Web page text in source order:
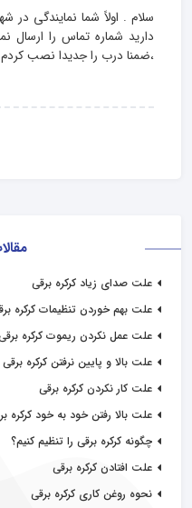
علت صدای زیاد کرکره برقی
علت بهم خوردن تنظیمات کرکره
علت عمل نکردن ریموت کرکره
علت بالا و پایین نرفتن کرکره برقی
علت کار نکردن کرکره برقی
علت بالا رفتن خود به خود کرکره
چگونه کرکره برقی را تنظیم کنیم؟
علت افتادن کرکره برقی
نحوه روغن کاری کرکره برقی
سلام . اولاً شما نمایندگی در
دارید شماره تماس را ارسال
،ضمنا درب را جدیدا نصب کردم